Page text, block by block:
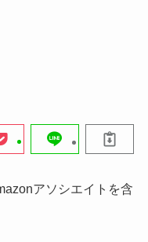
アソシエイトを含